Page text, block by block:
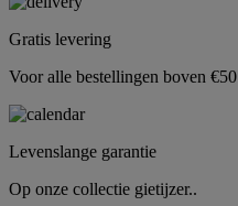
Gratis levering
Voor alle bestellingen boven €50
Levenslange garantie
Op onze collectie gietijzer..